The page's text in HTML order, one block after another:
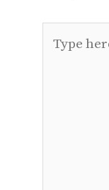
here..